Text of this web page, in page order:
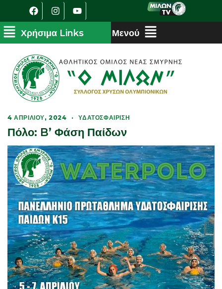
4 ΑΠΡΙΛΊΟΥ, 2024 · ΥΔΑΤΟΣΦΑΊΡΙΣΗ
Πόλο: B’ Φάση Παίδων